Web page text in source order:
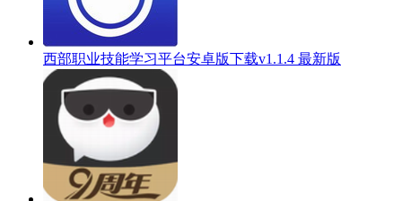
西部职业技能学习平台安卓版下载v1.1.4 最新版